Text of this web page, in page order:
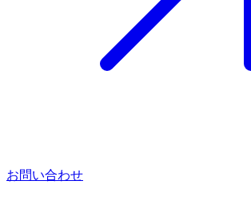
お問い合わせ